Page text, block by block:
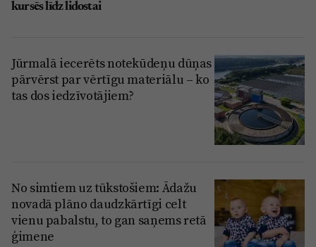
kursēs līdz lidostai
Jūrmalā iecerēts notekūdeņu dūņas
pārvērst par vērtīgu materiālu – ko
tas dos iedzīvotājiem?
No simtiem uz tūkstošiem: Ādažu
novadā plāno daudzkārtīgi celt
vienu pabalstu, to gan saņems retā
ģimene